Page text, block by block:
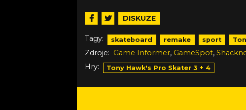
DISKUZE
Tagy: skateboard remake sport
Zdroje: Game Informer, GameSpot,
Hry:
Tony Hawk's Pro Skater 3 + 4